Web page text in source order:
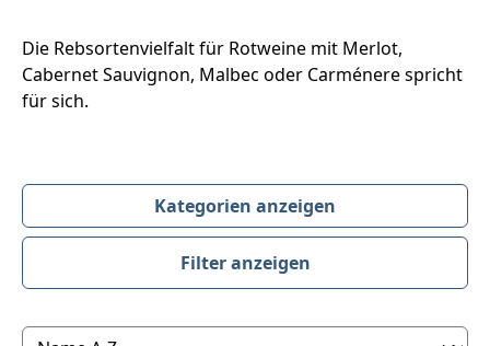
Die Rebsortenvielfalt für Rotweine mit Merlot,
Cabernet Sauvignon, Malbec oder Carménere spricht
für sich.
Kategorien anzeigen
Filter anzeigen
Produktübersicht